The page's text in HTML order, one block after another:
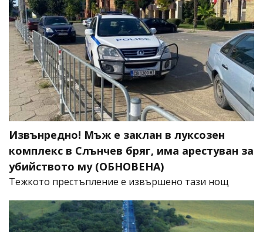
Извънредно! Мъж е заклан в луксозен
комплекс в Слънчев бряг, има арестуван за
убийството му (ОБНОВЕНА)
​Тежкото престъпление е извършено тази нощ